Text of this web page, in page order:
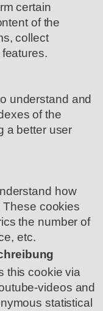
certain
of the
collect
understand and
of the
a better user
how
These cookies
the number of
etc.
this cookie via
videos and
statistical